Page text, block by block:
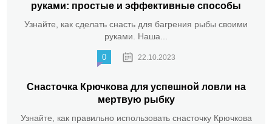
руками: простые и эффективные способы
Узнайте, как сделать снасть для багрения рыбы своими
руками. Наша...
0 22.10.2023
Снасточка Крючкова для успешной ловли на
мертвую рыбку
Узнайте, как правильно использовать снасточку Крючкова